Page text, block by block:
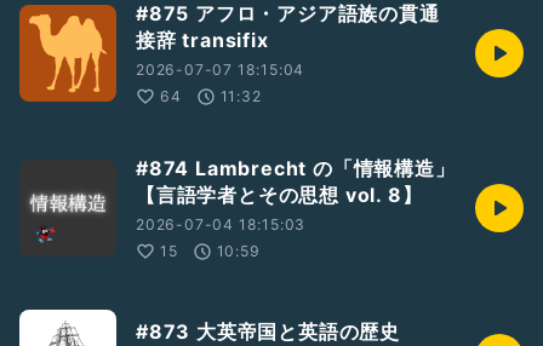
#875 アフロ・アジア語族の貫通
接辞 transifix
2026-07-07 18:15:04
64
11:32
#874 Lambrecht の「情報構造」
【言語学者とその思想 vol. 8】
2026-07-04 18:15:03
15
10:59
#873 大英帝国と英語の歴史